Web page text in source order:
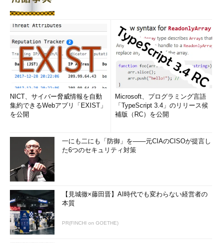
NICT、サイバー脅威情報を自動
集約できるWebアプリ「EXIST」
を公開
Microsoft、プログラミング言語
「TypeScript 3.4」のリリース候
補版（RC）を公開
一にも二にも「防御」を――元CIAのCISOが提言し
た6つのセキュリティ対策
【見城徹×藤田晋】AI時代でも変わらない経営者の
本質
PR(FINCHI on GOETHE)